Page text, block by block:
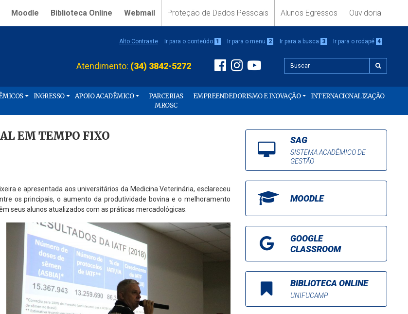
Moodle Biblioteca Online Webmail Proteção de Dados Pessoais Alunos Egressos Ouvidoria
Alto Contraste Ir para o conteúdo 1 Ir para o menu 2 Ir para a busca 3 Ir para o rodapé 4
Atendimento: (34) 3842-5272
INGRESSO APOIO ACADÊMICO
PARCERIAS
MROSC
EMPREENDEDORISMO E INOVAÇÃO INTERNACIONALIZAÇÃO
EM TEMPO FIXO
e apresentada aos universitários da Medicina Veterinária, esclareceu
os principais, o aumento da produtividade bovina e o melhoramento
seus alunos atualizados com as práticas mercadológicas.
SAG
SISTEMA ACADÊMICO DE
GESTÃO
MOODLE
GOOGLE
CLASSROOM
BIBLIOTECA ONLINE
UNIFUCAMP